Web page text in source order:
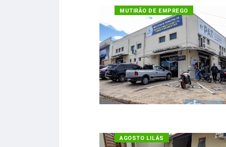
MUTIRÃO DE EMPREGO
AGOSTO LILÁS